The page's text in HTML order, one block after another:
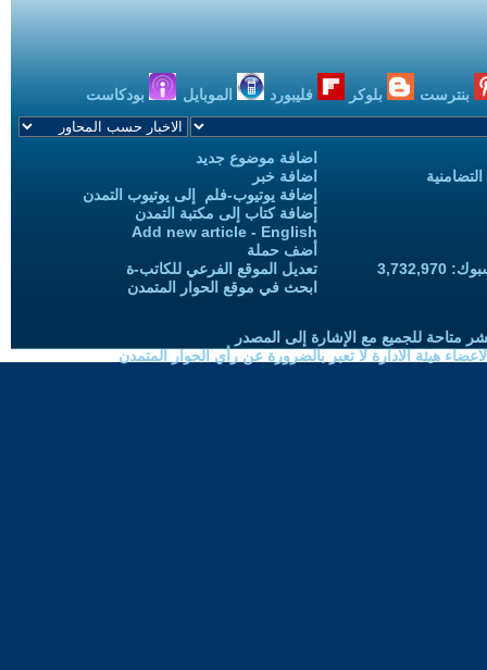
بنترست بلوكر فليبورد الموبايل بودكاست
اضافة موضوع جديد
اضافة خبر
إضافة يوتيوب-فلم إلى يوتيوب التمدن
إضافة كتاب إلى مكتبة التمدن
Add new article - English
أضف حملة
تعديل الموقع الفرعي للكاتب-ة
ابحث في موقع الحوار المتمدن
متاحة للجميع مع الإشارة إلى المصدر
هيئة الادارة لا تعبر بالضرورة عن رأي الحوار المتمدن